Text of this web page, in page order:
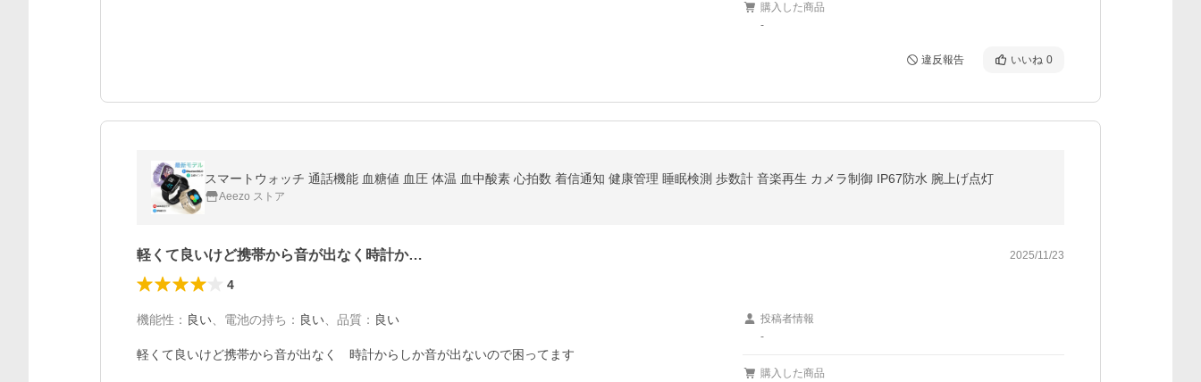
購入した商品
-
違反報告 いいね 0
スマートウォッチ 通話機能 血糖値 血圧 体温 血中酸素 心拍数 着信通知 健康管理 睡眠検測 歩数計 音楽再生 カメラ制御 IP67防水 腕上げ点灯
Aeezo ストア
軽くて良いけど携帯から音が出なく時計か… 2025/11/23
4
機能性 ： 良い 電池の持ち ： 良い 品質 ： 良い
軽くて良いけど携帯から音が出なく　時計からしか音が出ないので困ってます
投稿者情報
-
購入した商品